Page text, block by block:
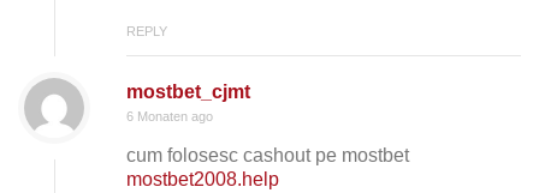
REPLY
mostbet_cjmt
6 Monaten ago
cum folosesc cashout pe mostbet
mostbet2008.help